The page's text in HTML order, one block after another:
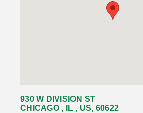
930 W DIVISION ST
CHICAGO , IL , US, 60622